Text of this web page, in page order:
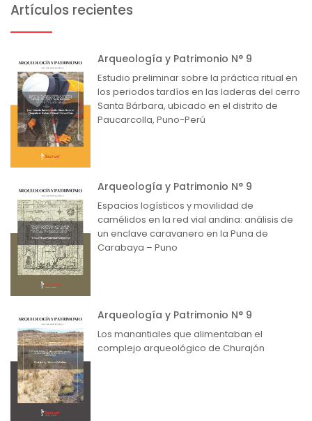
Artículos recientes
Arqueología y Patrimonio N° 9
Estudio preliminar sobre la práctica ritual en
los periodos tardíos en las laderas del cerro
Santa Bárbara, ubicado en el distrito de
Paucarcolla, Puno-Perú
Arqueología y Patrimonio N° 9
Espacios logísticos y movilidad de
camélidos en la red vial andina: análisis de
un enclave caravanero en la Puna de
Carabaya – Puno
Arqueología y Patrimonio N° 9
Los manantiales que alimentaban el
complejo arqueológico de Churajón